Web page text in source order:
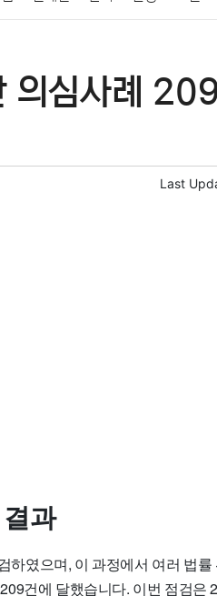
마케팅 부동산 외국어 교육
의심사례
Last
과
였으며, 이 과정에서 여러 법률
건에 달했습니다. 이번 점검은